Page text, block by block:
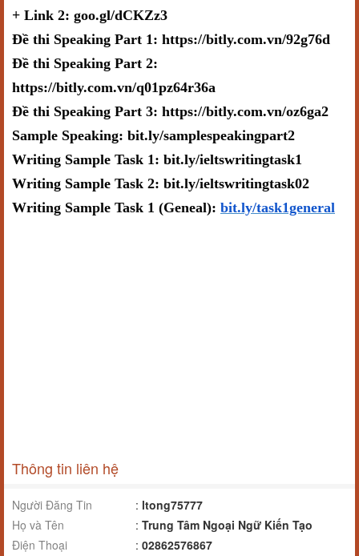
+ Link 2: goo.gl/dCKZz3
Đề thi Speaking Part 1: https://bitly.com.vn/92g76d
Đề thi Speaking Part 2:
https://bitly.com.vn/q01pz64r36a
Đề thi Speaking Part 3: https://bitly.com.vn/oz6ga2
Sample Speaking: bit.ly/samplespeakingpart2
Writing Sample Task 1: bit.ly/ieltswritingtask1
Writing Sample Task 2: bit.ly/ieltswritingtask02
Writing Sample Task 1 (Geneal): bit.ly/task1general
Thông tin liên hệ
Người Đăng Tin : ltong75777
Họ và Tên
: Trung Tâm Ngoại Ngữ Kiến Tạo
Điện Thoại
: 02862576867